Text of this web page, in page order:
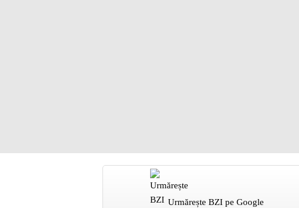
Urmărește BZI pe Google